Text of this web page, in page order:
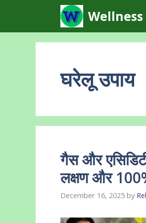
content
घरेलू उपाय
गैस और
लक्षण और
December 16, 2025 by